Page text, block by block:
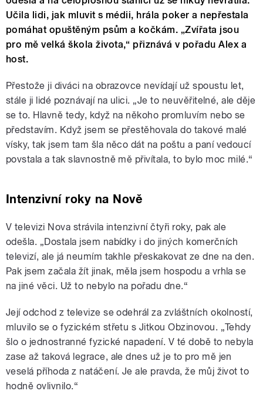
Učila lidi, jak mluvit s médii, hrála poker a nepřestala
pomáhat opuštěným psům a kočkám. „Zvířata jsou
pro mě velká škola života,“ přiznává v pořadu Alex a
host.
Přestože ji diváci na obrazovce nevídají už spoustu let,
stále ji lidé poznávají na ulici. „Je to neuvěřitelné, ale děje
se to. Hlavně tedy, když na někoho promluvím nebo se
představím. Když jsem se přestěhovala do takové malé
vísky, tak jsem tam šla něco dát na poštu a paní vedoucí
povstala a tak slavnostně mě přivítala, to bylo moc milé.“
Intenzivní roky na Nově
V televizi Nova strávila intenzivní čtyři roky, pak ale
odešla. „Dostala jsem nabídky i do jiných komerčních
televizí, ale já neumím takhle přeskakovat ze dne na den.
Pak jsem začala žít jinak, měla jsem hospodu a vrhla se
na jiné věci. Už to nebylo na pořadu dne.“
Její odchod z televize se odehrál za zvláštních okolností,
mluvilo se o fyzickém střetu s Jitkou Obzinovou. „Tehdy
šlo o jednostranné fyzické napadení. V té době to nebyla
zase až taková legrace, ale dnes už je to pro mě jen
veselá příhoda z natáčení. Je ale pravda, že můj život to
hodně ovlivnilo.“